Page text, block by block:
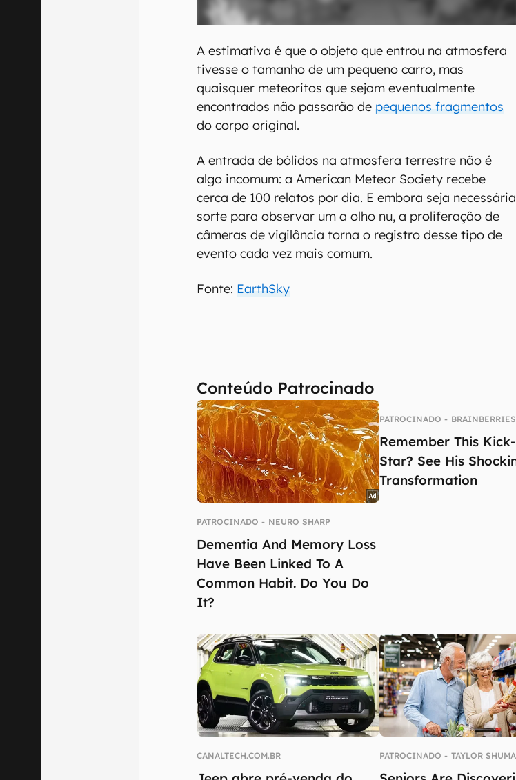
A estimativa é que o objeto que entrou na atmosfera
tivesse o tamanho de um pequeno carro, mas
quaisquer meteoritos que sejam eventualmente
encontrados não passarão de pequenos fragmentos
do corpo original.
A entrada de bólidos na atmosfera terrestre não é
algo incomum: a American Meteor Society recebe
cerca de 100 relatos por dia. E embora seja necessária
sorte para observar um a olho nu, a proliferação de
câmeras de vigilância torna o registro desse tipo de
evento cada vez mais comum.
Fonte: EarthSky